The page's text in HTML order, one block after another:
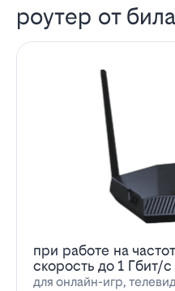
роутер от
при работе на
скорость до 1 Гбит/с
для онлайн-игр,